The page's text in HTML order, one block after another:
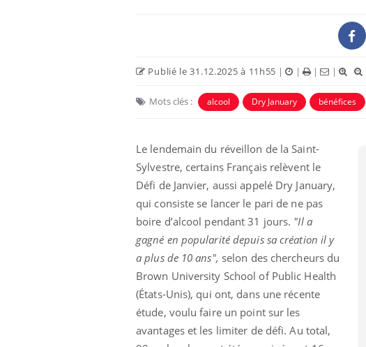
Publié le 31.12.2025 à 11h55 | | | |
Mots clés : alcool Dry January bénéfices
Le lendemain du réveillon de la Saint-
Sylvestre, certains Français relèvent le
Défi de Janvier, aussi appelé Dry January,
qui consiste se lancer le pari de ne pas
boire d’alcool pendant 31 jours. "Il a
gagné en popularité depuis sa création il y
a plus de 10 ans", selon des chercheurs du
Brown University School of Public Health
(États-Unis), qui ont, dans une récente
étude, voulu faire un point sur les
avantages et les limiter de défi. Au total,